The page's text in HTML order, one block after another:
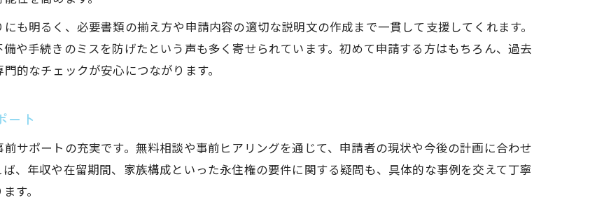
も明るく、必要書類の揃え方や申請内容の適切な説明文の作成まで一貫して支援してくれます。
や手続きのミスを防げたという声も多く寄せられています。初めて申請する方はもちろん、過去
的なチェックが安心につながります。
ート
サポートの充実です。無料相談や事前ヒアリングを通じて、申請者の現状や今後の計画に合わせ
、年収や在留期間、家族構成といった永住権の要件に関する疑問も、具体的な事例を交えて丁寧
す。